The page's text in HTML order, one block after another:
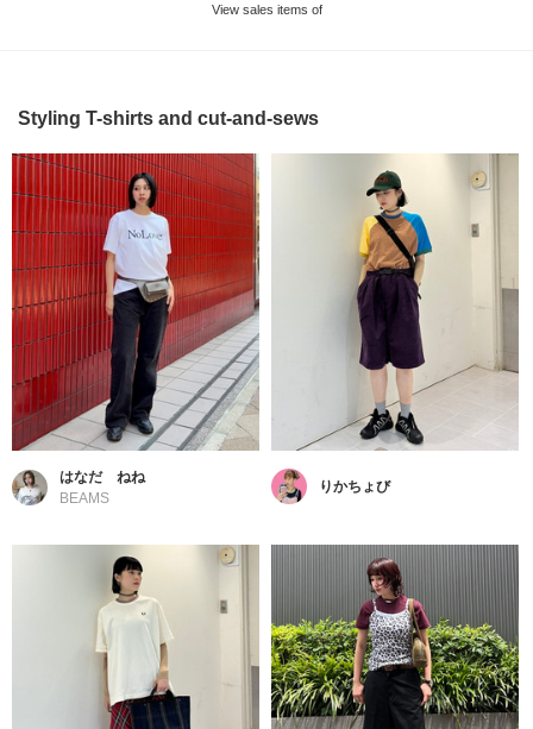
View sales items of
Styling T-shirts and cut-and-sews
はなだ ねね
BEAMS
りかちょび